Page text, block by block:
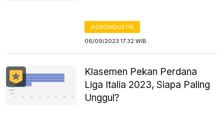
AGROINDUSTRI
06/09/2023 17:32 WIB
Klasemen Pekan Perdana
Liga Italia 2023, Siapa Paling
Unggul?